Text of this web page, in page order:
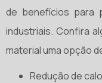
de benefícios para
industriais. Confira
material uma opção
Redução de